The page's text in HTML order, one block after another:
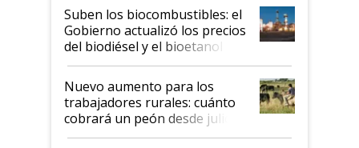
exportadoras en tensión tras
la medida de fuerza de los
prácticos
Suben los biocombustibles: el
Gobierno actualizó los precios
del biodiésel y el bioetanol
Nuevo aumento para los
trabajadores rurales: cuánto
cobrará un peón desde julio